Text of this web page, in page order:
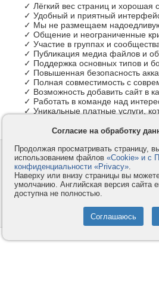
✓ Лёгкий вес страниц и хорошая
✓ Удобный и приятный
✓ Мы не размещаем
✓ Общение и неограниченные
✓ Участие в группах и
✓ Публикация медиа файлов и
✓ Поддержка основных типов и
✓ Повышенная безопасность
✓ Полная совместимость с
✓ Возможность добавить сайт в
✓ Работать в команде над
✓ Уникальные платные услуги,
Контакты
Компания
Услуги
Как оплатить
© 2008-2026
-
Согласие на обработку
Продолжая просматривать страницу,
использованием файлов «Cookie» и с
конфиденциальности «Privacy».
Наверху или внизу страницы вы
умолчанию. Английская версия сайта
доступна не полностью.